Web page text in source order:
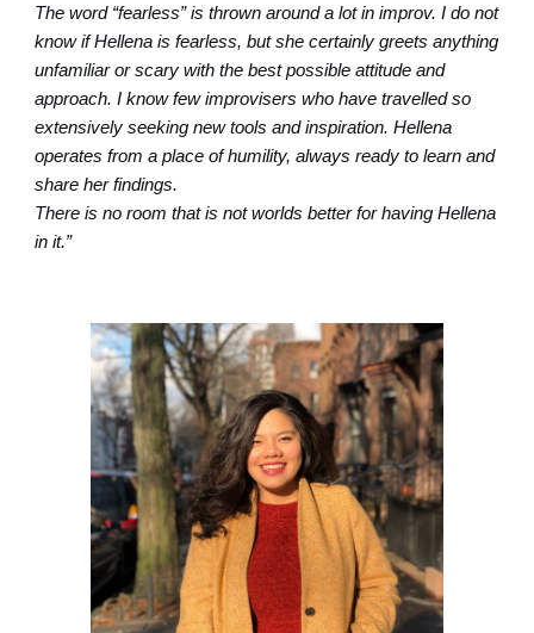
The word “fearless” is thrown around a lot in improv. I do not
know if Hellena is fearless, but she certainly greets anything
unfamiliar or scary with the best possible attitude and
approach. I know few improvisers who have travelled so
extensively seeking new tools and inspiration. Hellena
operates from a place of humility, always ready to learn and
share her findings.
There is no room that is not worlds better for having Hellena
in it.”